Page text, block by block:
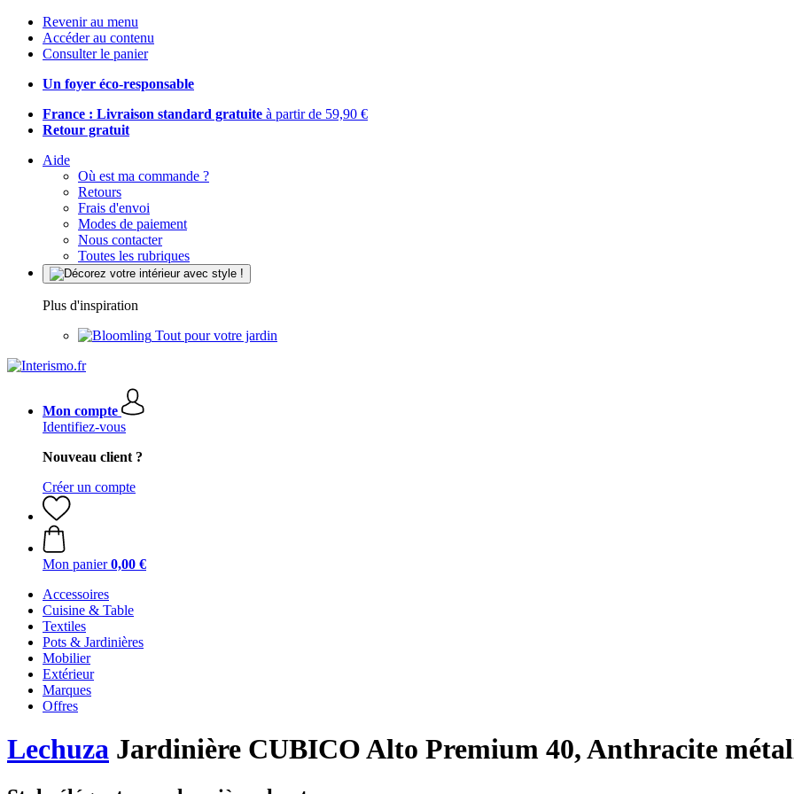
Revenir au menu
Accéder au contenu
Consulter le panier
Un foyer éco-responsable
France : Livraison standard gratuite à partir de 59,90 €
Retour gratuit
Aide
Où est ma commande ?
Retours
Frais d'envoi
Modes de paiement
Nous contacter
Toutes les rubriques
Plus d'inspiration
Tout pour votre jardin
Mon compte
Identifiez-vous
Nouveau client ?
Créer un compte
Mon panier 0,00 €
Accessoires
Cuisine & Table
Textiles
Pots & Jardinières
Mobilier
Extérieur
Marques
Offres
Lechuza Jardinière CUBICO Alto Premium 40, Anthracite